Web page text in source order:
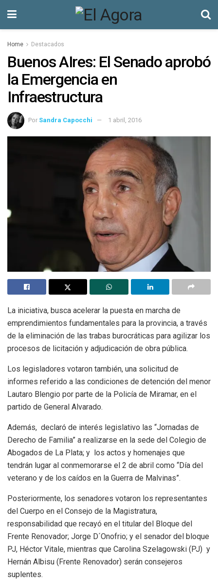
Home Destacados
Buenos AIres: El Senado aprobó
la Emergencia en
Infraestructura
Por Sandra Capocchi 1 abril, 2016
La iniciativa, busca acelerar la puesta en marcha de
emprendimientos fundamentales para la provincia, a través
de la eliminación de las trabas burocráticas para agilizar los
procesos de licitación y adjudicación de obra pública.
Los legisladores votaron también, una solicitud de
informes referido a las condiciones de detención del menor
Lautaro Blengio por parte de la Policía de Miramar, en el
partido de General Alvarado.
Además, declaró de interés legislativo las “Jornadas de
Derecho de Familia” a realizarse en la sede del Colegio de
Abogados de La Plata; y los actos y homenajes que
tendrán lugar al conmemorarse el 2 de abril como “Día del
veterano y de los caídos en la Guerra de Malvinas”.
Posteriormente, los senadores votaron los representantes
del Cuerpo en el Consejo de la Magistratura,
responsabilidad que recayó en el titular del Bloque del
Frente Renovador; Jorge D´Onofrio; y el senador del bloque
PJ, Héctor Vitale, mientras que Carolina Szelagowski (PJ) y
Hernán Albisu (Frente Renovador) serán consejeros
suplentes.